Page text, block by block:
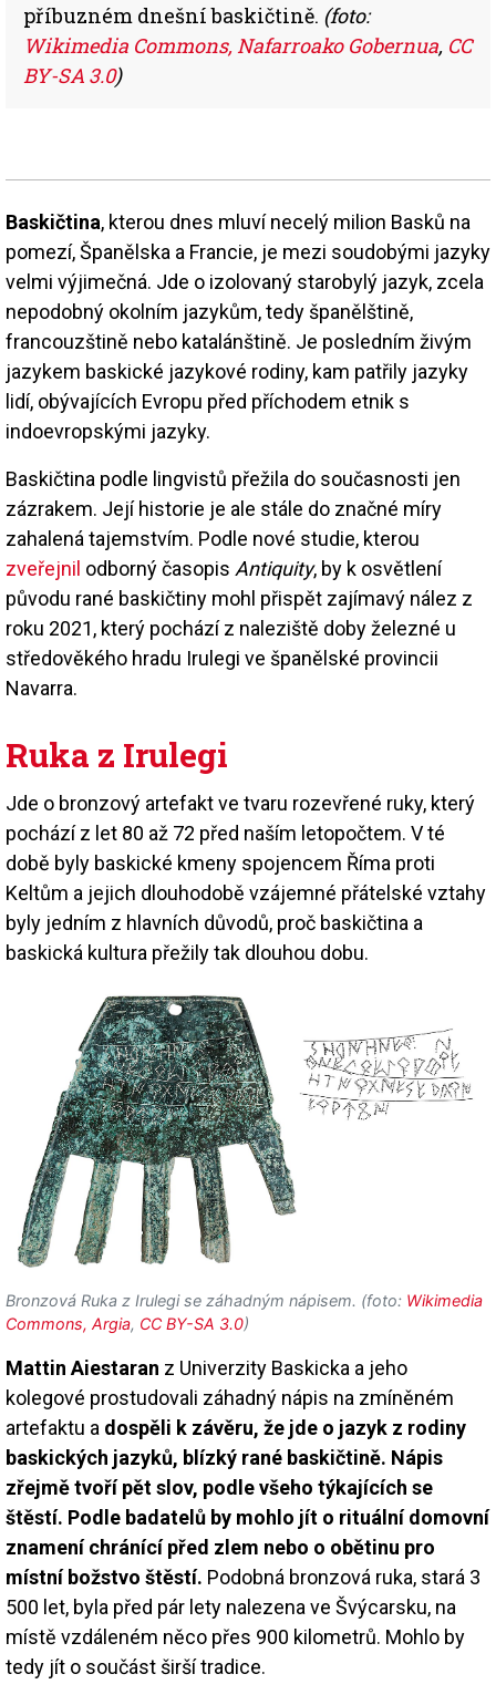
příbuzném dnešní baskičtině. (foto:
Wikimedia Commons, Nafarroako Gobernua, CC
BY-SA 3.0)
Baskičtina, kterou dnes mluví necelý milion Basků na
pomezí, Španělska a Francie, je mezi soudobými jazyky
velmi výjimečná. Jde o izolovaný starobylý jazyk, zcela
nepodobný okolním jazykům, tedy španělštině,
francouzštině nebo katalánštině. Je posledním živým
jazykem baskické jazykové rodiny, kam patřily jazyky
lidí, obývajících Evropu před příchodem etnik s
indoevropskými jazyky.
Baskičtina podle lingvistů přežila do současnosti jen
zázrakem. Její historie je ale stále do značné míry
zahalená tajemstvím. Podle nové studie, kterou
zveřejnil odborný časopis Antiquity, by k osvětlení
původu rané baskičtiny mohl přispět zajímavý nález z
roku 2021, který pochází z naleziště doby železné u
středověkého hradu Irulegi ve španělské provincii
Navarra.
Ruka z Irulegi
Jde o bronzový artefakt ve tvaru rozevřené ruky, který
pochází z let 80 až 72 před naším letopočtem. V té
době byly baskické kmeny spojencem Říma proti
Keltům a jejich dlouhodobě vzájemné přátelské vztahy
byly jedním z hlavních důvodů, proč baskičtina a
baskická kultura přežily tak dlouhou dobu.
Bronzová Ruka z Irulegi se záhadným nápisem. (foto: Wikimedia
Commons, Argia, CC BY-SA 3.0)
Mattin Aiestaran z Univerzity Baskicka a jeho
kolegové prostudovali záhadný nápis na zmíněném
artefaktu a dospěli k závěru, že jde o jazyk z rodiny
baskických jazyků, blízký rané baskičtině. Nápis
zřejmě tvoří pět slov, podle všeho týkajících se
štěstí. Podle badatelů by mohlo jít o rituální domovní
znamení chránící před zlem nebo o obětinu pro
místní božstvo štěstí. Podobná bronzová ruka, stará 3
500 let, byla před pár lety nalezena ve Švýcarsku, na
místě vzdáleném něco přes 900 kilometrů. Mohlo by
tedy jít o součást širší tradice.